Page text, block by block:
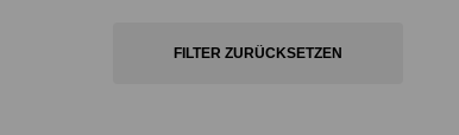
FILTER ZURÜCKSETZEN